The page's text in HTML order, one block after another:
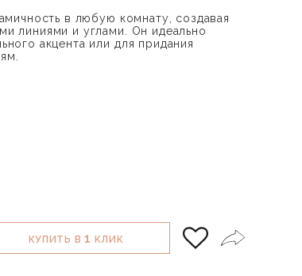
в любую комнату, создавая
линиями и углами. Он идеально
акцента или для придания
КУПИТЬ В1 КЛИК